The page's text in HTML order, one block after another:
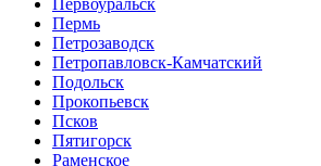
Первоуральск
Пермь
Петрозаводск
Петропавловск-Камчатский
Подольск
Прокопьевск
Псков
Пятигорск
Раменское